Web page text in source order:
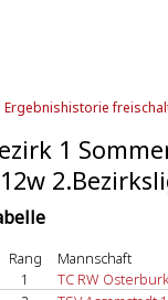
Ergebnishistorie
1
Rang
Mannschaft
1
TC RW